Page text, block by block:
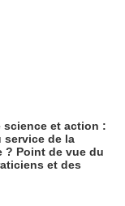
science et action :
service de la
Point de vue du
et des